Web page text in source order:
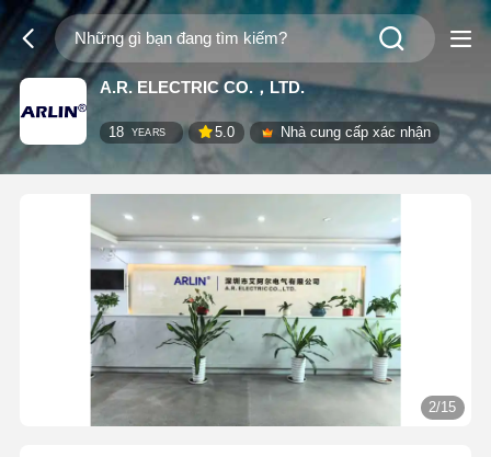
A.R. ELECTRIC CO.，LTD.
18 YEARS 5.0 Nhà cung cấp xác nhận
2/15